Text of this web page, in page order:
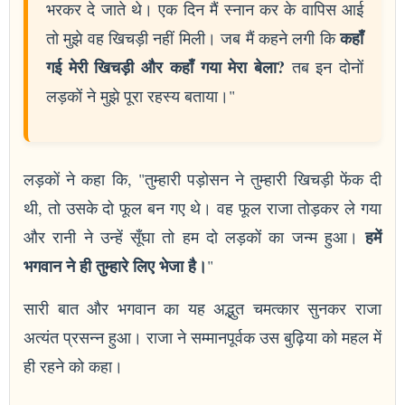
भरकर दे जाते थे। एक दिन मैं स्नान कर के वापिस आई
तो मुझे वह खिचड़ी नहीं मिली। जब मैं कहने लगी किकहाँ
गई मेरी खिचड़ी और कहाँ गया मेरा बेला? तब इन दोनों
लड़कों ने मुझे पूरा रहस्य बताया।"
लड़कों ने कहा कि, "तुम्हारी पड़ोसन ने तुम्हारी खिचड़ी फेंक दी
थी, तो उसके दो फूल बन गए थे। वह फूल राजा तोड़कर ले गया
और रानी ने उन्हें सूँघा तो हम दो लड़कों का जन्म हुआ।हमें
भगवान ने ही तुम्हारे लिए भेजा है।"
सारी बात और भगवान का यह अद्भुत चमत्कार सुनकर राजा
अत्यंत प्रसन्न हुआ। राजा ने सम्मानपूर्वक उस बुढ़िया को महल में
ही रहने को कहा।